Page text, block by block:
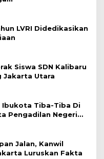
LVRI Didedikasikan
Siswa SDN Kalibaru
Jakarta Utara
Ibukota Tiba-Tiba Di
Pengadilan Negeri
Cacat Hukum Sejak
Jalan, Kanwil
Luruskan Fakta